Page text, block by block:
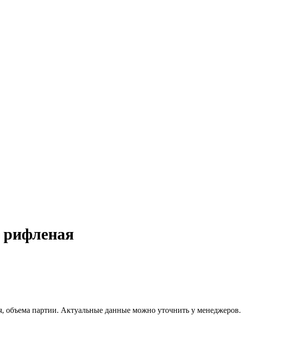
объема партии. Актуальные данные можно уточнить у менеджеров.